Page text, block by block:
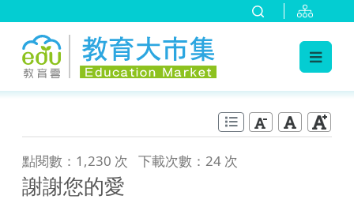
點閱數：1,230 次 下載次數：24 次
謝謝您的愛